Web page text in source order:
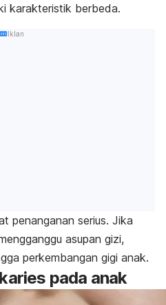
karakteristik berbeda.
Iklan
penanganan serius. Jika
asupan gizi,
perkembangan gigi anak.
pada anak